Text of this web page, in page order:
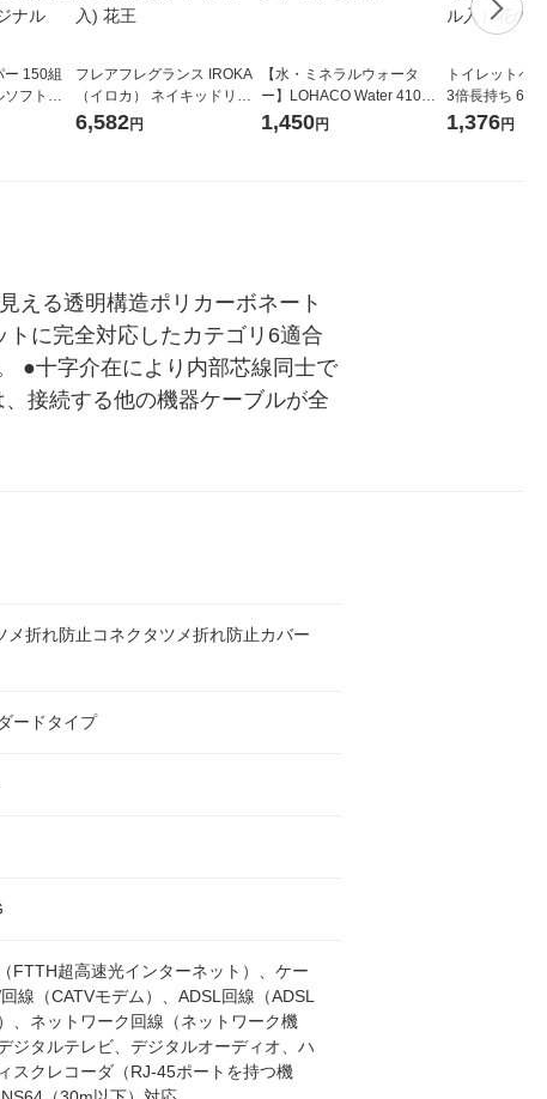
ー 150組
ソフトパ
オナ オ
フレアフレグランス IROKA
（イロカ） ネイキッドリリ
ーの香り 柔軟剤 詰め替え 超
6,582円
【水・ミネラルウォータ
ー】LOHACO Water 410ml
1箱（20本入）ラベルレス
1,450円
トイレットペ
3倍長持ち 6ロール
紙配合 スコッ
1,376円
える透明構造ポリカーボネート
に完全対応したカテゴリ6適合
●十字介在により内部芯線同士で
接続する他の機器ケーブルが全
メ折れ防止コネクタツメ折れ防止カバー
ードタイプ
FTTH超高速光インターネット）、ケー
線（CATVモデム）、ADSL回線（ADSL
、ネットワーク回線（ネットワーク機
ジタルテレビ、デジタルオーディオ、ハ
スクレコーダ（RJ-45ポートを持つ機